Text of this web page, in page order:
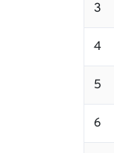
3
4
5
6